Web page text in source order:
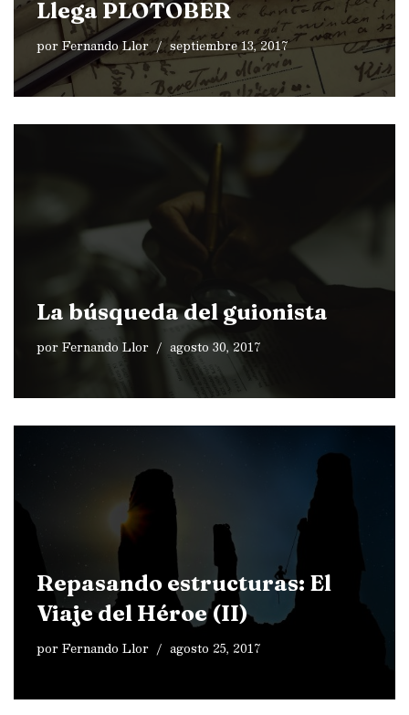
Llega PLOTOBER
porFernando Llor septiembre 13, 2017
La búsqueda del guionista
porFernando Llor agosto 30, 2017
Repasando estructuras: El
Viaje del Héroe (II)
porFernando Llor agosto 25, 2017